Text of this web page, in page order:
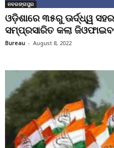
ନବରଙ୍ଗପୁର
ଓଡ଼ିଶାରେ ୩୫ରୁ ଊର୍ଦ୍ଧ୍ୱ
ସମ୍ପ୍ରସାରିତ କଲା
Bureau - August 8, 2022